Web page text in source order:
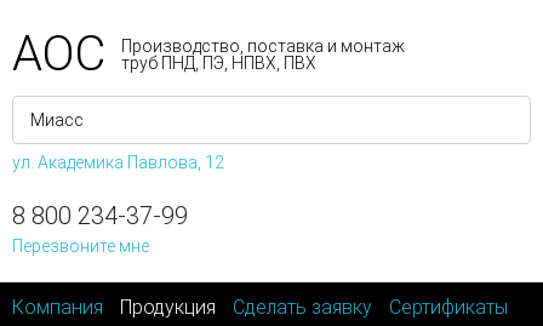
АОС
Производство, поставка и монтаж
труб ПНД, ПЭ, НПВХ, ПВХ
ул. Академика Павлова, 12
8 800 234-37-99
Перезвоните мне
Компания Продукция Сделать заявку Сертификаты